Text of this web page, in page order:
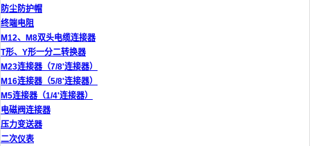
防尘防护帽
终端电阻
M12、M8双头电缆连接器
T形、Y形一分二转换器
M23连接器（7/8'连接器）
M16连接器（5/8'连接器）
M5连接器（1/4'连接器）
电磁阀连接器
压力变送器
二次仪表